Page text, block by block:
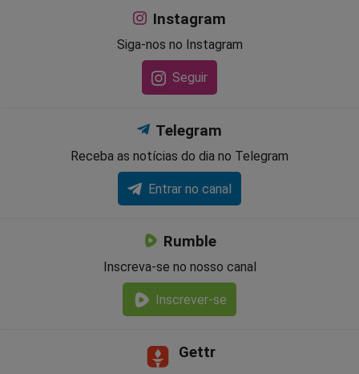
Instagram
Siga-nos no Instagram
Seguir
Telegram
Receba as notícias do dia no Telegram
Entrar no canal
Rumble
Inscreva-se no nosso canal
Inscrever-se
Gettr